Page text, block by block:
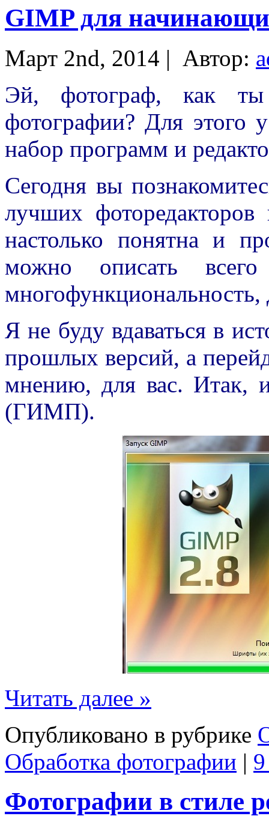
GIMP для
Март 2nd, 2014 | Автор:
Эй, фотограф, как ты
фотографии? Для этого
набор программ и
Сегодня вы
лучших
настолько понятна и
можно описать
многофункциональность,
Я не буду вдаваться в
прошлых версий, а
мнению, для вас. Итак,
(ГИМП).
Читать далее »
Опубликовано в рубрике
Обработка фотографии |
Фотографии в стиле